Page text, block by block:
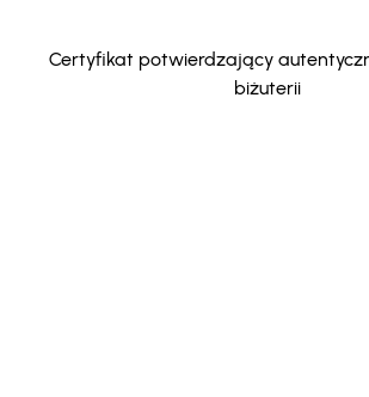
Certyfikat potwierdzający
biżuterii